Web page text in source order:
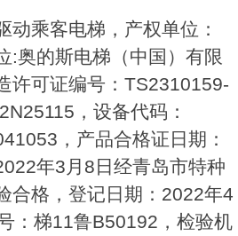
动乘客电梯，产权单位：
:奥的斯电梯（中国）有限
许可证编号：TS2310159-
，设备代码：
，产品合格证日期：
年3月8日经青岛市特种
合格，登记日期：2022年4
：梯11鲁B50192，检验机